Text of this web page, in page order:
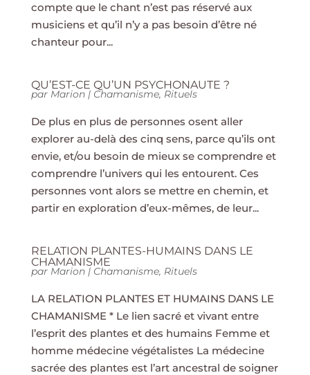
compte que le chant n’est pas réservé aux
musiciens et qu’il n’y a pas besoin d’être né
chanteur pour...
QU’EST-CE QU’UN PSYCHONAUTE ?
par Marion| Chamanisme, Rituels
De plus en plus de personnes osent aller
explorer au-delà des cinq sens, parce qu’ils ont
envie, et/ou besoin de mieux se comprendre et
comprendre l’univers qui les entourent. Ces
personnes vont alors se mettre en chemin, et
partir en exploration d’eux-mêmes, de leur...
RELATION PLANTES-HUMAINS DANS LE
CHAMANISME
par Marion| Chamanisme, Rituels
LA RELATION PLANTES ET HUMAINS DANS LE
CHAMANISME * Le lien sacré et vivant entre
l’esprit des plantes et des humains Femme et
homme médecine végétalistes La médecine
sacrée des plantes est l’art ancestral de soigner